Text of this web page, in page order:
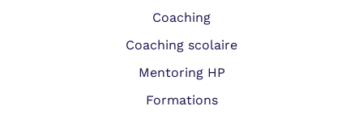
Coaching
Coaching scolaire
Mentoring HP
Formations